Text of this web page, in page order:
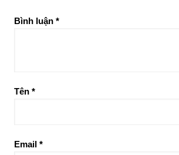
Bình luận *
Tên *
Email *